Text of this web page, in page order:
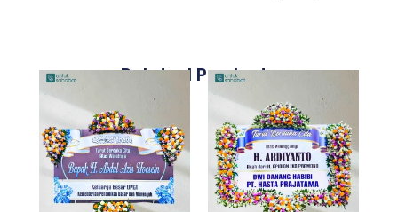
Related Products